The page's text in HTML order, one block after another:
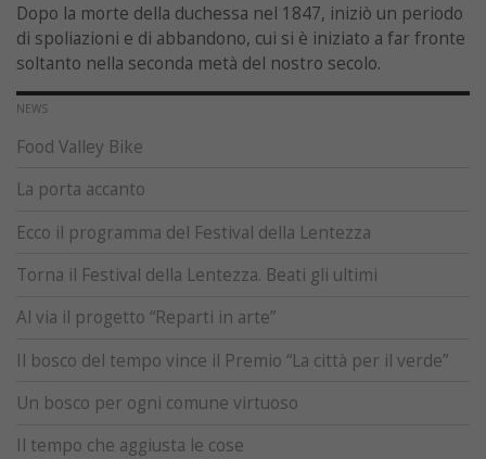
Dopo la morte della duchessa nel 1847, iniziò un periodo
di spoliazioni e di abbandono, cui si è iniziato a far fronte
soltanto nella seconda metà del nostro secolo.
NEWS
Food Valley Bike
La porta accanto
Ecco il programma del Festival della Lentezza
Torna il Festival della Lentezza. Beati gli ultimi
Al via il progetto “Reparti in arte”
Il bosco del tempo vince il Premio “La città per il verde”
Un bosco per ogni comune virtuoso
Il tempo che aggiusta le cose